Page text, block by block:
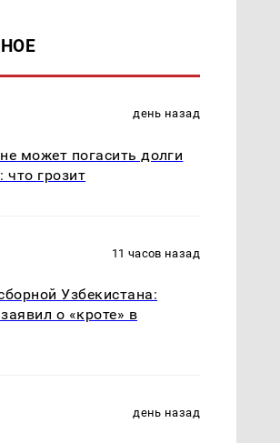
день назад
может погасить долги
что грозит
11 часов назад
Узбекистана:
о «кроте» в
день назад